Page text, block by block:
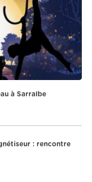
à Sarralbe
: rencontre